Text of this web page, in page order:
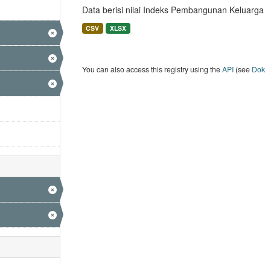
Data berisi nilai Indeks Pembangunan
CSV XLSX
You can also access this registry using theAPI(see